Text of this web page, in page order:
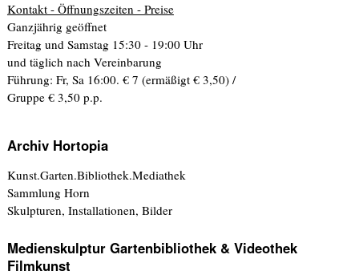
Kontakt - Öffnungszeiten - Preise
Ganzjährig geöffnet
Freitag und Samstag 15:30 - 19:00 Uhr
und täglich nach Vereinbarung
Führung: Fr, Sa 16:00. € 7 (ermäßigt € 3,50) /
Gruppe € 3,50 p.p.
Archiv Hortopia
Kunst.Garten.Bibliothek.Mediathek
Sammlung Horn
Skulpturen, Installationen, Bilder
Medienskulptur Gartenbibliothek & Videothek
Filmkunst